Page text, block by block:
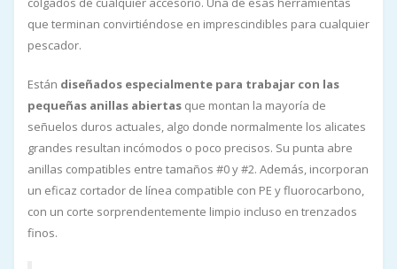
que terminan convirtiéndose en imprescindibles para cualquier
pescador.
Están diseñados especialmente para trabajar con las
pequeñas anillas abiertas que montan la mayoría de
señuelos duros actuales, algo donde normalmente los alicates
grandes resultan incómodos o poco precisos. Su punta abre
anillas compatibles entre tamaños #0 y #2. Además, incorporan
un eficaz cortador de línea compatible con PE y fluorocarbono,
con un corte sorprendentemente limpio incluso en trenzados
finos.